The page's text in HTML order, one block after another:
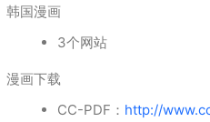
韩国漫画
3个网站
漫画下载
CC-PDF： http://